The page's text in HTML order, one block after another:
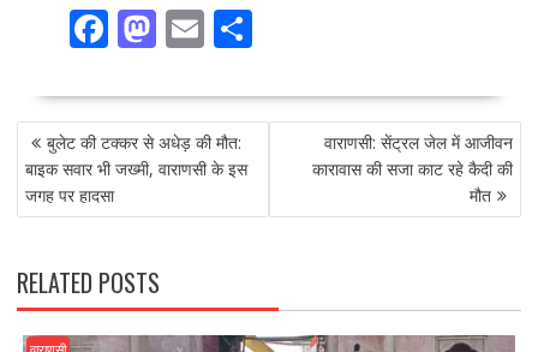
F
e
b
o
o
k
M
to
d
o
n
E
ai
l
S
ar
POST
NAVIGATION
बुलेट की टक्कर से अधेड़ की मौत:
बाइक सवार भी जख्मी, वाराणसी के इस
जगह पर हादसा
वाराणसी: सेंट्रल जेल में आजीवन
कारावास की सजा काट रहे कैदी की
मौत
RELATED POSTS